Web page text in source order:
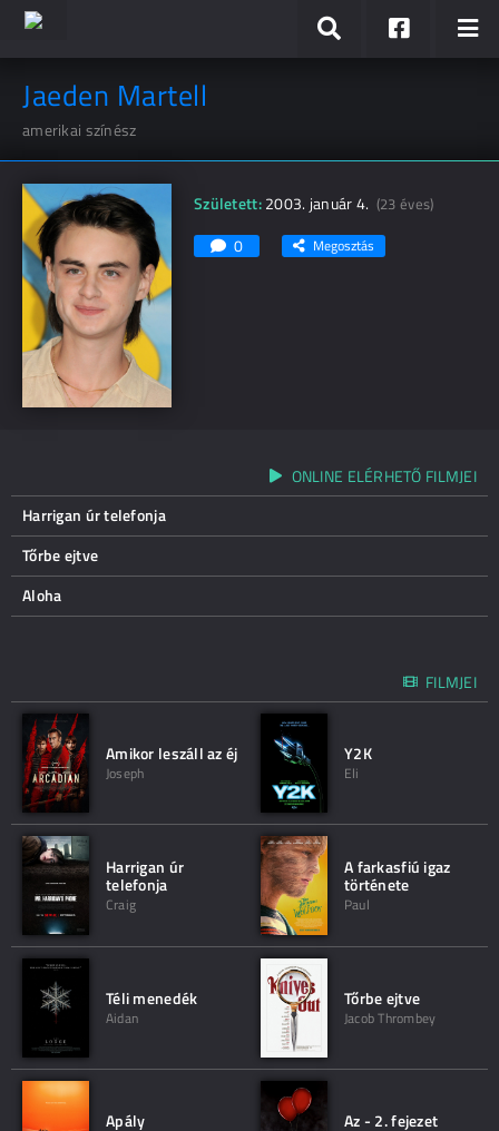
Jaeden Martell
amerikai színész
Született:2003. január 4. (23 éves)
0 Megosztás
ONLINE ELÉRHETŐ FILMJEI
Harrigan úr telefonja
Tőrbe ejtve
Aloha
FILMJEI
Amikor leszáll az éj
Joseph
Y2K
Eli
Harrigan úr
telefonja
Craig
A farkasfiú igaz
története
Paul
Téli menedék
Aidan
Tőrbe ejtve
Jacob Thrombey
Apály Az - 2. fejezet